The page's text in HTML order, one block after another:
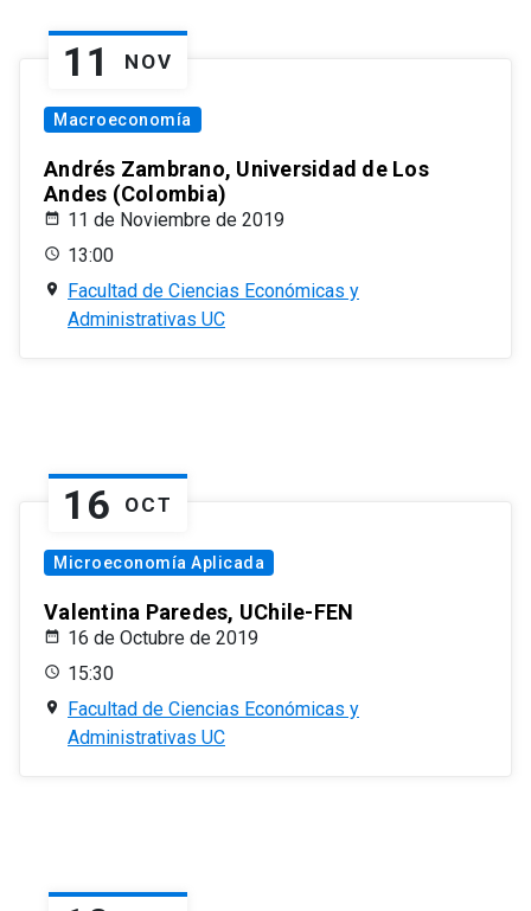
11 NOV
Macroeconomía
Andrés Zambrano, Universidad de Los
Andes (Colombia)
11 de Noviembre de 2019
13:00
Facultad de Ciencias Económicas y
Administrativas UC
16 OCT
Microeconomía Aplicada
Valentina Paredes, UChile-FEN
16 de Octubre de 2019
15:30
Facultad de Ciencias Económicas y
Administrativas UC